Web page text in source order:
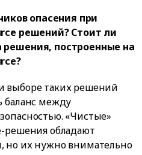
опасения при
решений? Стоит ли
построенные на
выборе таких решений
баланс между
«Чистые»
решения обладают
но их нужно внимательно